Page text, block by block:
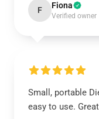
F Fiona
Verified owner
Small, portable
easy to use.